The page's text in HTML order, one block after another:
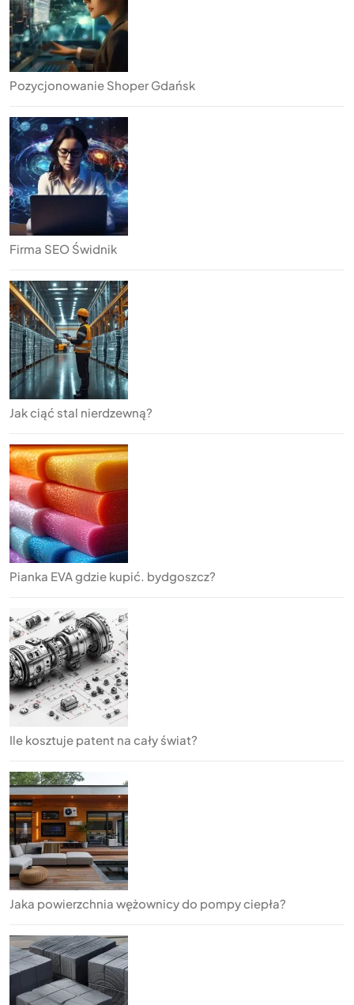
Pozycjonowanie Shoper Gdańsk
Firma SEO Świdnik
Jak ciąć stal nierdzewną?
Pianka EVA gdzie kupić. bydgoszcz?
Ile kosztuje patent na cały świat?
Jaka powierzchnia wężownicy do pompy ciepła?